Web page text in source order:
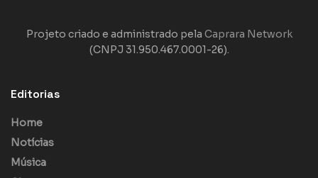
Projeto criado e administrado pela Caprara Network
(CNPJ 31.950.467.0001-26).
Editorias
Home
Notícias
Música